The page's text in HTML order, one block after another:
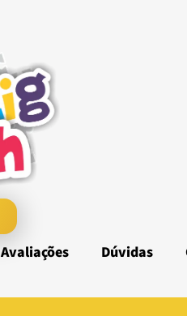
Avaliações Dúvidas